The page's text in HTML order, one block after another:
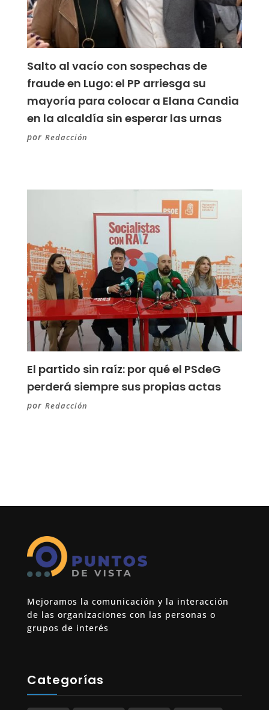
Salto al vacío con sospechas de
fraude en Lugo: el PP arriesga su
mayoría para colocar a Elana Candia
en la alcaldía sin esperar las urnas
por Redacción
El partido sin raíz: por qué el PSdeG
perderá siempre sus propias actas
por Redacción
Mejoramos la comunicación y la interacción
de las organizaciones con las personas o
grupos de interés
Categorías